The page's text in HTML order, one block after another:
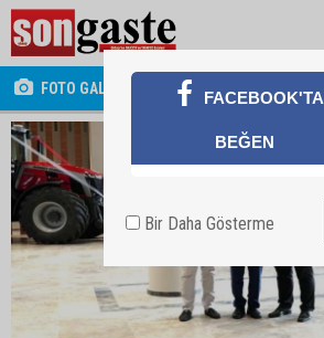
FOTO GALERİ FACEBOOK'TA
BEĞEN
Bir Daha Gösterme